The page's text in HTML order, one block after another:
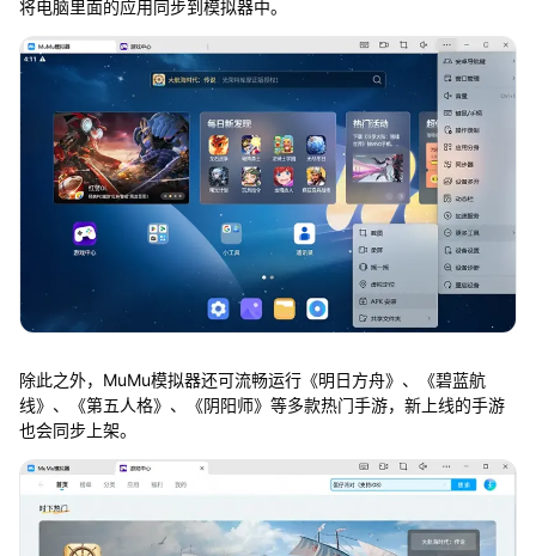
将电脑里面的应用同步到模拟器中。
除此之外，MuMu模拟器还可流畅运行《明日方舟》、《碧蓝航
线》、《第五人格》、《阴阳师》等多款热门手游，新上线的手游
也会同步上架。